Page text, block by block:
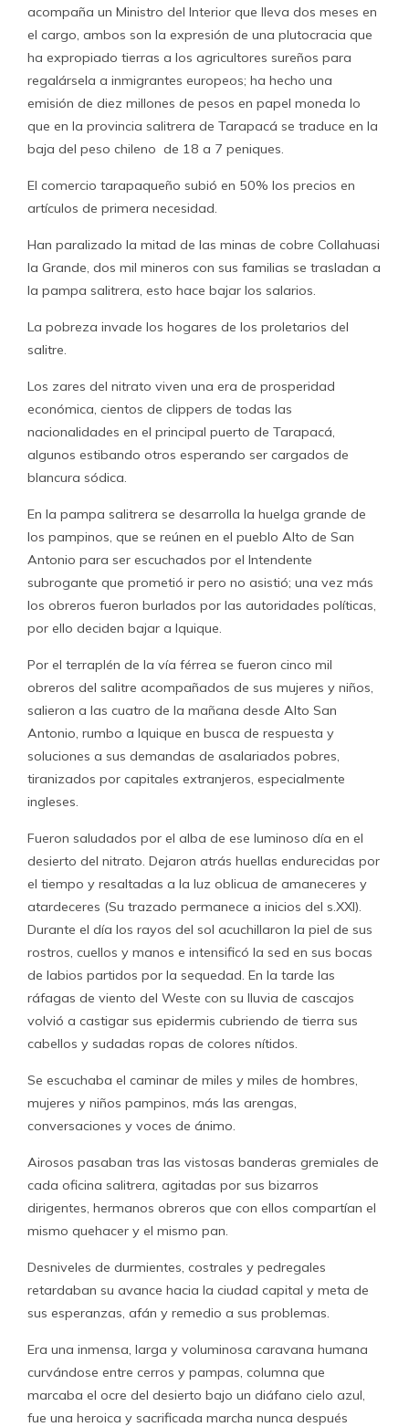
acompaña un Ministro del Interior que lleva dos meses en
el cargo, ambos son la expresión de una plutocracia que
ha expropiado tierras a los agricultores sureños para
regalársela a inmigrantes europeos; ha hecho una
emisión de diez millones de pesos en papel moneda lo
que en la provincia salitrera de Tarapacá se traduce en la
baja del peso chileno de 18 a 7 peniques.
El comercio tarapaqueño subió en 50% los precios en
artículos de primera necesidad.
Han paralizado la mitad de las minas de cobre Collahuasi
la Grande, dos mil mineros con sus familias se trasladan a
la pampa salitrera, esto hace bajar los salarios.
La pobreza invade los hogares de los proletarios del
salitre.
Los zares del nitrato viven una era de prosperidad
económica, cientos de clippers de todas las
nacionalidades en el principal puerto de Tarapacá,
algunos estibando otros esperando ser cargados de
blancura sódica.
En la pampa salitrera se desarrolla la huelga grande de
los pampinos, que se reúnen en el pueblo Alto de San
Antonio para ser escuchados por el Intendente
subrogante que prometió ir pero no asistió; una vez más
los obreros fueron burlados por las autoridades políticas,
por ello deciden bajar a Iquique.
Por el terraplén de la vía férrea se fueron cinco mil
obreros del salitre acompañados de sus mujeres y niños,
salieron a las cuatro de la mañana desde Alto San
Antonio, rumbo a Iquique en busca de respuesta y
soluciones a sus demandas de asalariados pobres,
tiranizados por capitales extranjeros, especialmente
ingleses.
Fueron saludados por el alba de ese luminoso día en el
desierto del nitrato. Dejaron atrás huellas endurecidas por
el tiempo y resaltadas a la luz oblicua de amaneceres y
atardeceres (Su trazado permanece a inicios del s.XXI).
Durante el día los rayos del sol acuchillaron la piel de sus
rostros, cuellos y manos e intensificó la sed en sus bocas
de labios partidos por la sequedad. En la tarde las
ráfagas de viento del Weste con su lluvia de cascajos
volvió a castigar sus epidermis cubriendo de tierra sus
cabellos y sudadas ropas de colores nítidos.
Se escuchaba el caminar de miles y miles de hombres,
mujeres y niños pampinos, más las arengas,
conversaciones y voces de ánimo.
Airosos pasaban tras las vistosas banderas gremiales de
cada oficina salitrera, agitadas por sus bizarros
dirigentes, hermanos obreros que con ellos compartían el
mismo quehacer y el mismo pan.
Desniveles de durmientes, costrales y pedregales
retardaban su avance hacia la ciudad capital y meta de
sus esperanzas, afán y remedio a sus problemas.
Era una inmensa, larga y voluminosa caravana humana
curvándose entre cerros y pampas, columna que
marcaba el ocre del desierto bajo un diáfano cielo azul,
fue una heroica y sacrificada marcha nunca después